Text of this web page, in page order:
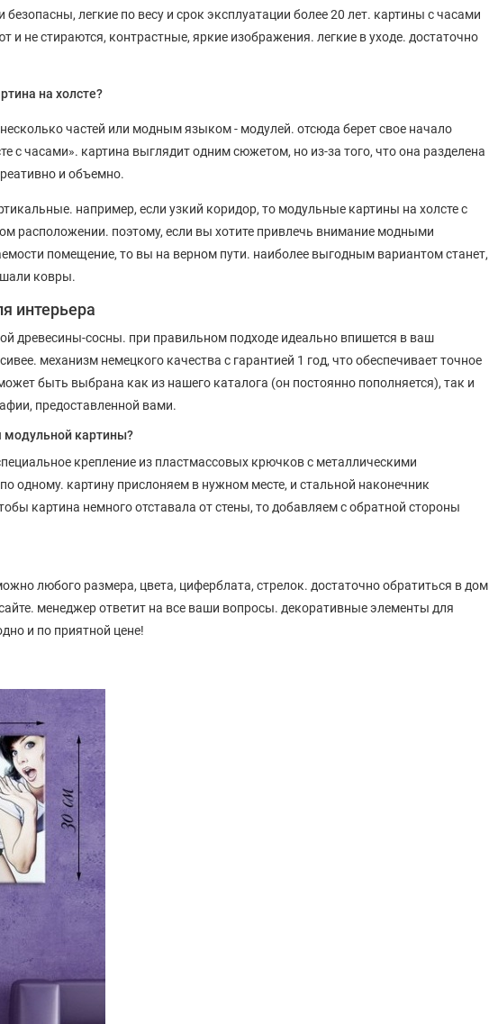
легкие по весу и срок эксплуатации более 20 лет. картины с часами
и не стираются, контрастные, яркие изображения. легкие в уходе. достаточно
на холсте?
частей или модным языком - модулей. отсюда берет свое начало
с часами». картина выглядит одним сюжетом, но из-за того, что она разделена
и объемно.
например, если узкий коридор, то модульные картины на холсте с
расположении. поэтому, если вы хотите привлечь внимание модными
помещение, то вы на верном пути. наиболее выгодным вариантом станет,
ковры.
интерьера
древесины-сосны. при правильном подходе идеально впишется в ваш
механизм немецкого качества с гарантией 1 год, что обеспечивает точное
быть выбрана как из нашего каталога (он постоянно пополняется), так и
предоставленной вами.
модульной картины?
крепление из пластмассовых крючков с металлическими
одному. картину прислоняем в нужном месте, и стальной наконечник
картина немного отставала от стены, то добавляем с обратной стороны
любого размера, цвета, циферблата, стрелок. достаточно обратиться в дом
менеджер ответит на все ваши вопросы. декоративные элементы для
и по приятной цене!